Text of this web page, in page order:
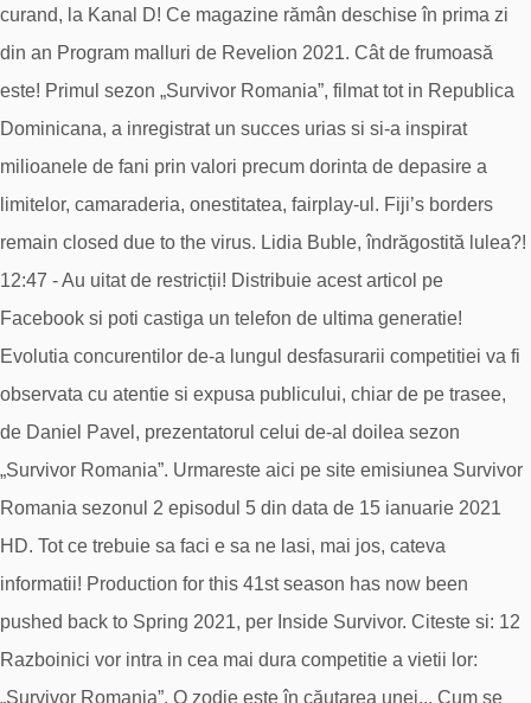
curand, la Kanal D! Ce magazine rămân deschise în prima zi
din an Program malluri de Revelion 2021. Cât de frumoasă
este! Primul sezon „Survivor Romania”, filmat tot in Republica
Dominicana, a inregistrat un succes urias si si-a inspirat
milioanele de fani prin valori precum dorinta de depasire a
limitelor, camaraderia, onestitatea, fairplay-ul. Fiji’s borders
remain closed due to the virus. Lidia Buble, îndrăgostită lulea?!
12:47 - Au uitat de restricții! Distribuie acest articol pe
Facebook si poti castiga un telefon de ultima generatie!
Evolutia concurentilor de-a lungul desfasurarii competitiei va fi
observata cu atentie si expusa publicului, chiar de pe trasee,
de Daniel Pavel, prezentatorul celui de-al doilea sezon
„Survivor Romania”. Urmareste aici pe site emisiunea Survivor
Romania sezonul 2 episodul 5 din data de 15 ianuarie 2021
HD. Tot ce trebuie sa faci e sa ne lasi, mai jos, cateva
informatii! Production for this 41st season has now been
pushed back to Spring 2021, per Inside Survivor. Citeste si: 12
Razboinici vor intra in cea mai dura competitie a vietii lor:
„Survivor Romania”. O zodie este în căutarea unei... Cum se